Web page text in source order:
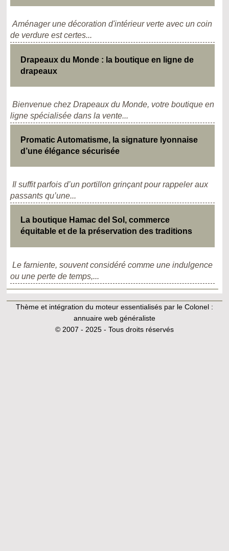
Aménager une décoration d'intérieur verte avec un coin
de verdure est certes...
Drapeaux du Monde : la boutique en ligne de
drapeaux
Bienvenue chez Drapeaux du Monde, votre boutique en
ligne spécialisée dans la vente...
Promatic Automatisme, la signature lyonnaise
d’une élégance sécurisée
Il suffit parfois d’un portillon grinçant pour rappeler aux
passants qu’une...
La boutique Hamac del Sol, commerce
équitable et de la préservation des traditions
Le farniente, souvent considéré comme une indulgence
ou une perte de temps,...
Thème et intégration du moteur essentialisés par le Colonel :
annuaire web généraliste
© 2007 - 2025 - Tous droits réservés